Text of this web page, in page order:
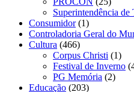
Superintendência de
Consumidor(1)
Controladoria Geral do
Cultura (466)
Corpus Christi (1)
Festival de Inverno
PG Memória (2)
Educação (203)